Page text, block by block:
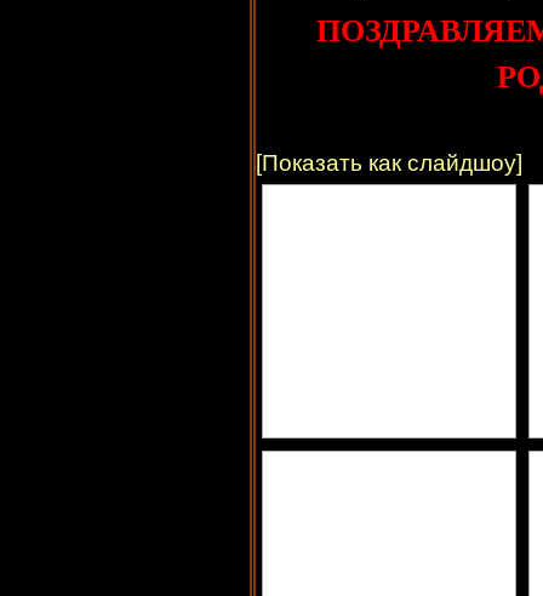
[Показать как слайдшоу]